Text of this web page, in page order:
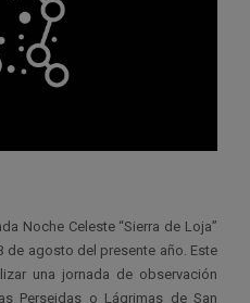
Noche Celeste “Sierra de Loja”
de agosto del presente año. Este
una jornada de observación
Perseidas o Lágrimas de San